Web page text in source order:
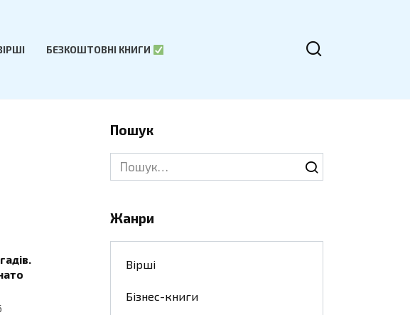
БЕЗКОШТОВНІ КНИГИ
Пошук
Search
for:
Жанри
Вірші
Бізнес-книги